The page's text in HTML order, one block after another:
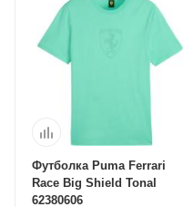
Футболка Puma Ferrari
Race Big Shield Tonal
62380606